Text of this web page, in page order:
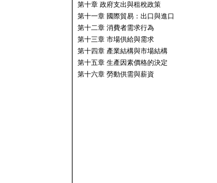
第十章 政府支出與租稅政策
第十一章 國際貿易：出口與進口
第十二章 消費者需求行為
第十三章 市場供給與需求
第十四章 產業結構與市場結構
第十五章 生產因素價格的決定
第十六章 勞動供需與薪資